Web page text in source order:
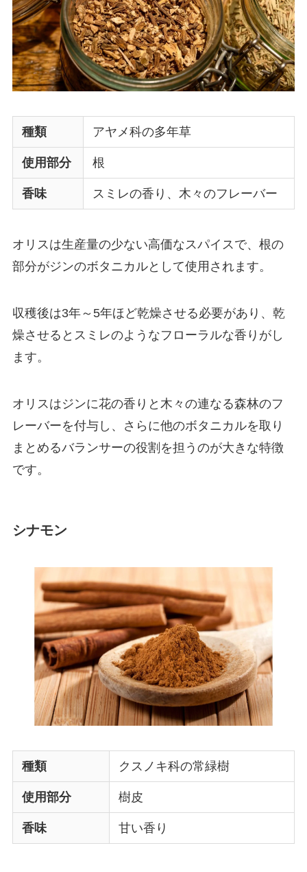
種類 アヤメ科の多年草
使用部分 根
香味 スミレの香り、木々のフレーバー
オリスは生産量の少ない高価なスパイスで、根の
部分がジンのボタニカルとして使用されます。
収穫後は3年～5年ほど乾燥させる必要があり、乾
燥させるとスミレのようなフローラルな香りがし
ます。
オリスはジンに花の香りと木々の連なる森林のフ
レーバーを付与し、さらに他のボタニカルを取り
まとめるバランサーの役割を担うのが大きな特徴
です。
シナモン
種類 クスノキ科の常緑樹
使用部分 樹皮
香味 甘い香り